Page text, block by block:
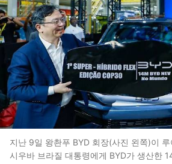
지난 9일 왕촨푸 BYD 회장(사진 왼쪽)이
시우바 브라질 대통령에게 BYD가 생산한